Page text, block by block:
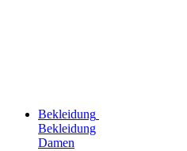
Bekleidung
Bekleidung
Damen